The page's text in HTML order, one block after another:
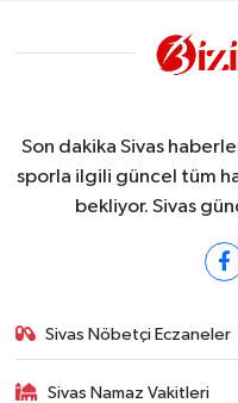
Son dakika Sivas
sporla ilgili güncel tüm
bekliyor. Sivas
Sivas Nöbetçi Eczaneler
Sivas Namaz Vakitleri